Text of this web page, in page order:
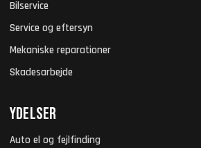
Bilservice
Service og eftersyn
Mekaniske reparationer
Skadesarbejde
Ydelser
Auto el og fejlfinding